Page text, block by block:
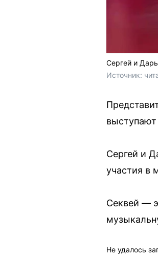
Сергей и
Источник:
Сергей и
участия в
Секвей —
Не удалось